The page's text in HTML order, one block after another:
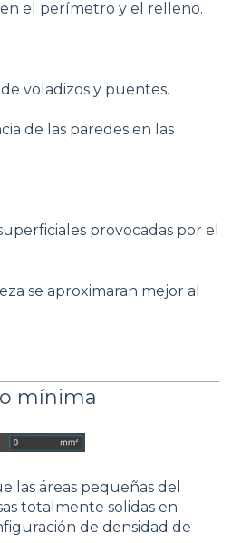
el perímetro y el relleno.
voladizos y puentes.
de las paredes en las
provocadas por el
se aproximaran mejor al
mínima
las áreas pequeñas del
totalmente solidas en
de densidad de